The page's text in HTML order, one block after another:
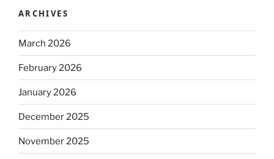
ARCHIVES
March 2026
February 2026
January 2026
December 2025
November 2025